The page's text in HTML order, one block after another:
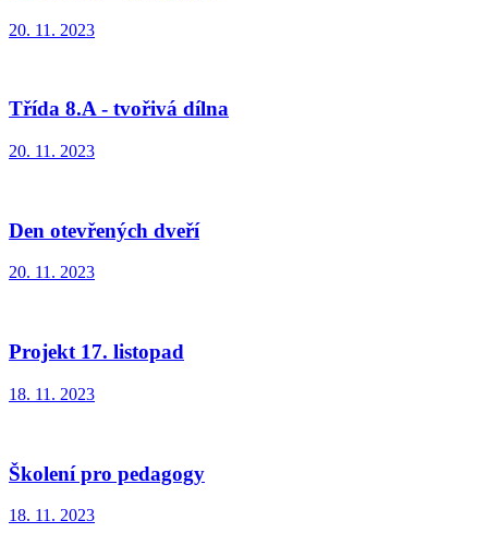
20. 11. 2023
Třída 8.A - tvořivá dílna
20. 11. 2023
Den otevřených dveří
20. 11. 2023
Projekt 17. listopad
18. 11. 2023
Školení pro pedagogy
18. 11. 2023